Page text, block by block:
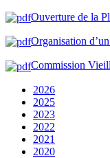
Ouverture de la
Organisation
Commission
2026
2025
2023
2022
2021
2020